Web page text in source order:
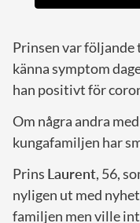
Prinsen var följande
känna symptom
han positivt för
Om några andra
kungafamiljen har
Prins Laurent, 56,
nyligen ut med
familjen men ville